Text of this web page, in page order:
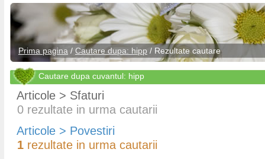
Prima pagina / Cautare dupa: hipp / Rezultate cautare
Cautare dupa cuvantul: hipp
Articole > Sfaturi
0 rezultate in urma cautarii
Articole > Povestiri
1 rezultate in urma cautarii